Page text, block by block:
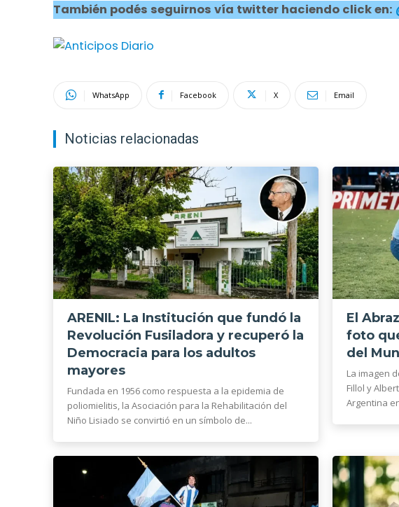
También podés seguirnos vía twitter haciendo click en:
WhatsApp Facebook X Email
Noticias relacionadas
ARENIL: La Institución que fundó la
Revolución Fusiladora y recuperó la
Democracia para los adultos
mayores
Fundada en 1956 como respuesta a la epidemia de
poliomielitis, la Asociación para la Rehabilitación del
Niño Lisiado se convirtió en un símbolo de...
El
foto
del
La imagen
Fillol y
Argentina